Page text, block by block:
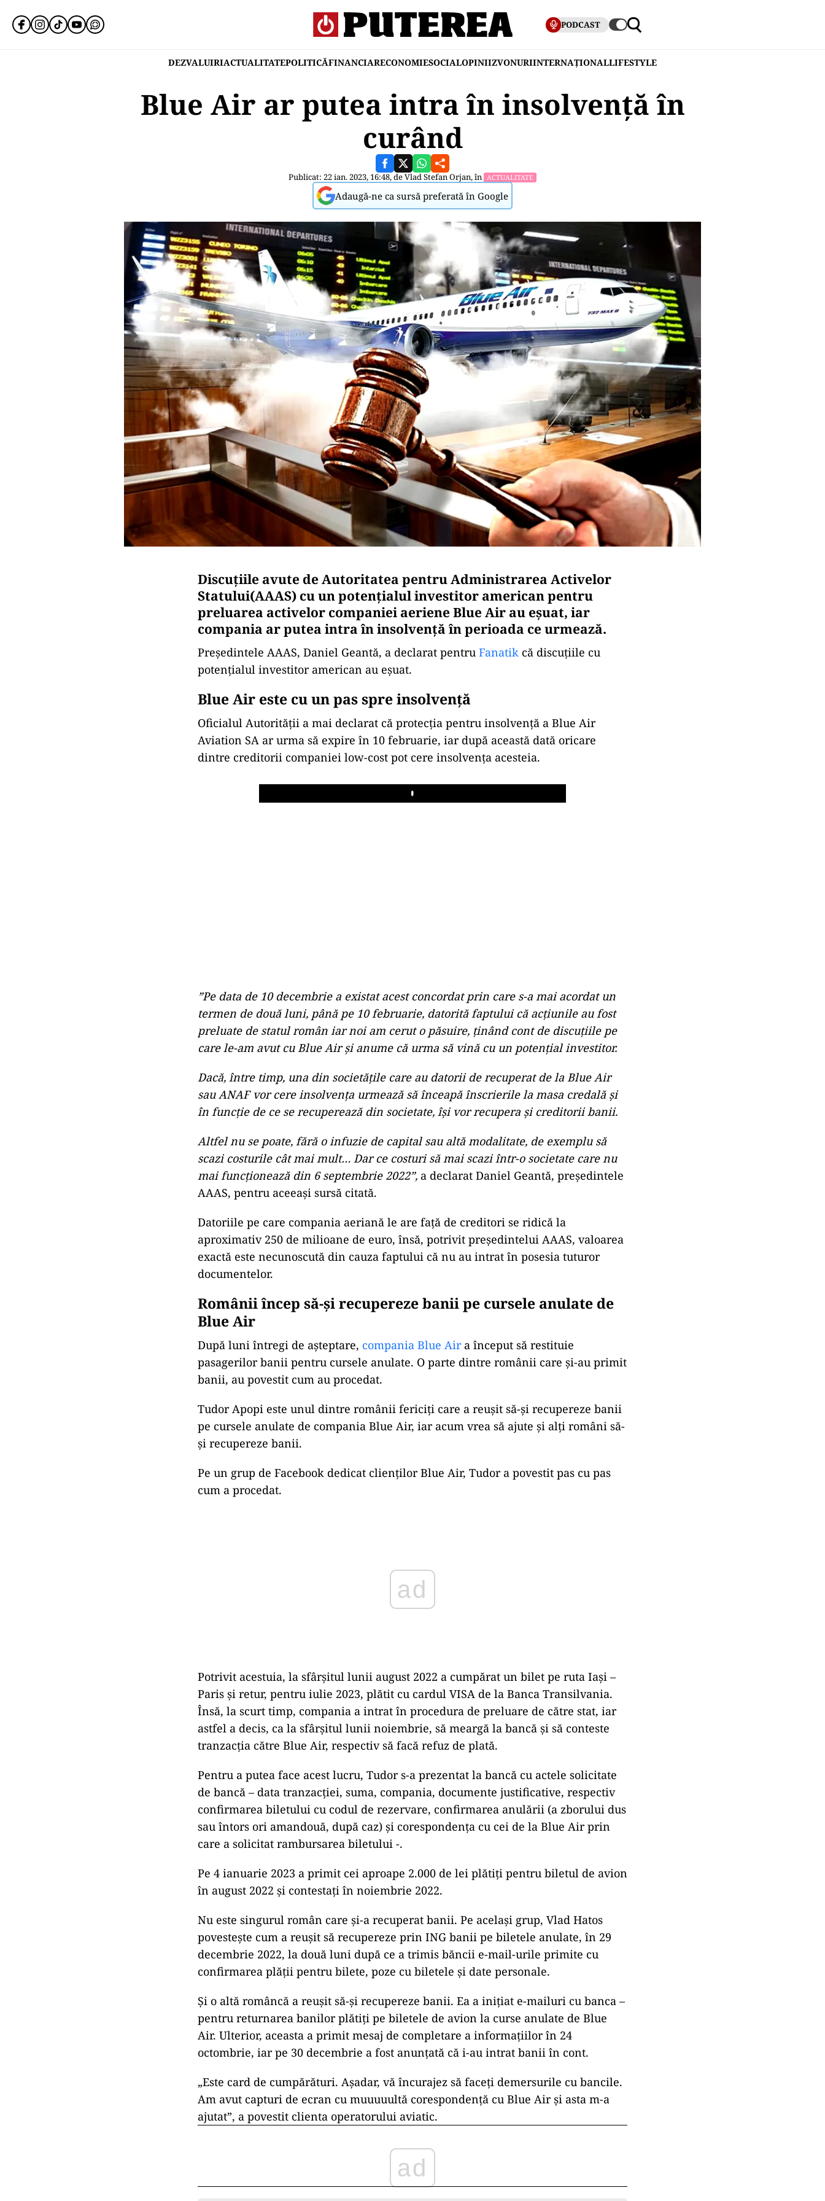
PODCAST
DEZVALUIRIACTUALITATEPOLITICĂFINANCIARECONOMIESOCIALOPINIIZVONURIINTERNAȚIONALLIFESTYLE
Blue Air ar putea intra în insolvență în
curând
Publicat: 22 ian. 2023, 16:48, deVlad Stefan Orjan, în ACTUALITATE
Adaugă-ne ca sursă preferată în Google
Discuțiile avute de Autoritatea pentru Administrarea Activelor
Statului(AAAS) cu un potențialul investitor american pentru
preluarea activelor companiei aeriene Blue Air au eșuat, iar
compania ar putea intra în insolvență în perioada ce urmează.
Președintele AAAS, Daniel Geantă, a declarat pentru Fanatik că discuțiile cu
potențialul investitor american au eșuat.
Blue Air este cu un pas spre insolvență
Oficialul Autorității a mai declarat că protecția pentru insolvență a Blue Air
Aviation SA ar urma să expire în 10 februarie, iar după această dată oricare
dintre creditorii companiei low-cost pot cere insolvența acesteia.
Play
”Pe data de 10 decembrie a existat acest concordat prin care s-a mai acordat un
termen de două luni, până pe 10 februarie, datorită faptului că acțiunile au fost
preluate de statul român iar noi am cerut o păsuire, ținând cont de discuțiile pe
care le-am avut cu Blue Air și anume că urma să vină cu un potențial investitor.
Dacă, între timp, una din societățile care au datorii de recuperat de la Blue Air
sau ANAF vor cere insolvența urmează să înceapă înscrierile la masa credală și
în funcție de ce se recuperează din societate, își vor recupera și creditorii banii.
Altfel nu se poate, fără o infuzie de capital sau altă modalitate, de exemplu să
scazi costurile cât mai mult… Dar ce costuri să mai scazi într-o societate care nu
mai funcționează din 6 septembrie 2022”, a declarat Daniel Geantă, președintele
AAAS, pentru aceeași sursă citată.
Datoriile pe care compania aeriană le are față de creditori se ridică la
aproximativ 250 de milioane de euro, însă, potrivit președintelui AAAS, valoarea
exactă este necunoscută din cauza faptului că nu au intrat în posesia tuturor
documentelor.
Românii încep să-și recupereze banii pe cursele anulate de
Blue Air
După luni întregi de așteptare, compania Blue Aira început să restituie
pasagerilor banii pentru cursele anulate. O parte dintre românii care și-au primit
banii, au povestit cum au procedat.
Tudor Apopi este unul dintre românii fericiți care a reușit să-și recupereze banii
pe cursele anulate de compania Blue Air, iar acum vrea să ajute și alți români să-
și recupereze banii.
Pe un grup de Facebook dedicat clienților Blue Air, Tudor a povestit pas cu pas
cum a procedat.
ad
Potrivit acestuia, la sfârșitul lunii august 2022 a cumpărat un bilet pe ruta Iași –
Paris și retur, pentru iulie 2023, plătit cu cardul VISA de la Banca Transilvania.
Însă, la scurt timp, compania a intrat în procedura de preluare de către stat, iar
astfel a decis, ca la sfârșitul lunii noiembrie, să meargă la bancă și să conteste
tranzacția către Blue Air, respectiv să facă refuz de plată.
Pentru a putea face acest lucru, Tudor s-a prezentat la bancă cu actele solicitate
de bancă – data tranzacției, suma, compania, documente justificative, respectiv
confirmarea biletului cu codul de rezervare, confirmarea anulării (a zborului dus
sau întors ori amandouă, după caz) și corespondența cu cei de la Blue Air prin
care a solicitat rambursarea biletului -.
Pe 4 ianuarie 2023 a primit cei aproape 2.000 de lei plătiți pentru biletul de avion
în august 2022 și contestați în noiembrie 2022.
Nu este singurul român care și-a recuperat banii. Pe același grup, Vlad Hatos
povestește cum a reușit să recupereze prin ING banii pe biletele anulate, în 29
decembrie 2022, la două luni după ce a trimis băncii e-mail-urile primite cu
confirmarea plății pentru bilete, poze cu biletele și date personale.
Și o altă româncă a reușit să-și recupereze banii. Ea a inițiat e-mailuri cu banca –
pentru returnarea banilor plătiți pe biletele de avion la curse anulate de Blue
Air. Ulterior, aceasta a primit mesaj de completare a informațiilor în 24
octombrie, iar pe 30 decembrie a fost anunțată că i-au intrat banii în cont.
„Este card de cumpărături. Așadar, vă încurajez să faceți demersurile cu bancile.
Am avut capturi de ecran cu muuuuultă corespondență cu Blue Air și asta m-a
ajutat”, a povestit clienta operatorului aviatic.
ad